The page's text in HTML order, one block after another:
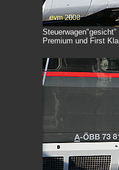
Premium und First